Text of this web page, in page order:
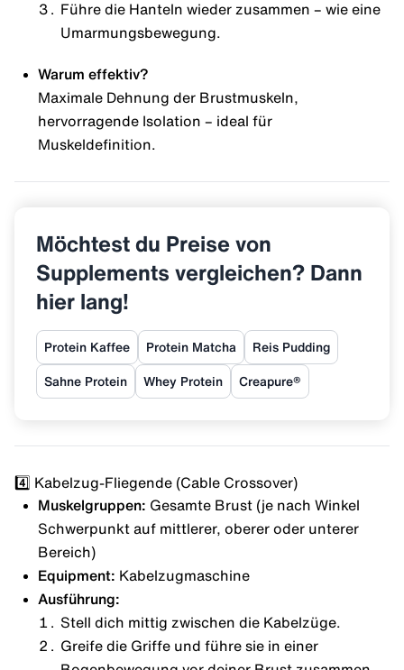
Führe die Hanteln wieder zusammen – wie eine
Umarmungsbewegung.
Warum effektiv?
Maximale Dehnung der Brustmuskeln,
hervorragende Isolation – ideal für
Muskeldefinition.
Möchtest du Preise von
Supplements vergleichen? Dann
hier lang!
Protein Kaffee Protein Matcha Reis Pudding
Sahne Protein Whey Protein Creapure®
4️⃣ Kabelzug-Fliegende (Cable Crossover)
Muskelgruppen: Gesamte Brust (je nach Winkel
Schwerpunkt auf mittlerer, oberer oder unterer
Bereich)
Equipment: Kabelzugmaschine
Ausführung:
Stell dich mittig zwischen die Kabelzüge.
Greife die Griffe und führe sie in einer